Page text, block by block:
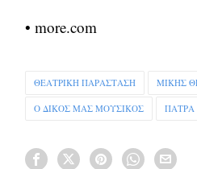
• more.com
ΘΕΑΤΡΙΚΗ ΠΑΡΑΣΤΑΣΗ ΜΙΚΗΣ
Ο ΔΙΚΟΣ ΜΑΣ ΜΟΥΣΙΚΟΣ ΠΑΤΡΑ